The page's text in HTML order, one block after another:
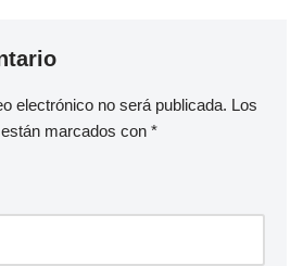
electrónico no será publicada. Los
marcados con *